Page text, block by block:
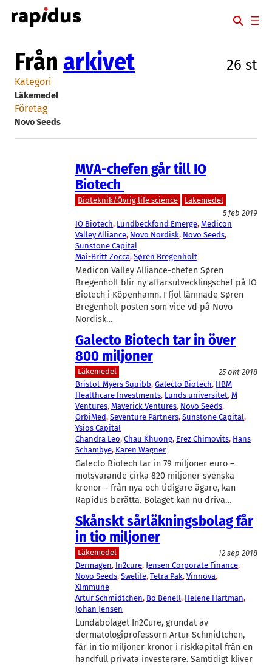
Hoppa
till
Från arkivet 26 st
Kategori
Läkemedel
Företag
Novo Seeds
MVA-chefen går till IO
Biotech
Bioteknik/Övrig life science
Läkemedel
5 feb 2019
IO Biotech, Lundbeckfond Emerge, Medicon
Valley Alliance, Novo Nordisk, Novo Seeds
Sunstone Capital
Mai-Britt Zocca, Søren Bregenholt
Medicon Valley Alliance-chefen Søren
Bregenholt blir ny affärsutvecklingschef på IO
Biotech i Köpenhamn. I fjol lämnade Søren
Bregenholt posten som vice vd på Novo
Nordisk…
Galecto Biotech tar in över
800 miljoner
Läkemedel
25 okt 2018
Bristol-Myers Squibb, Galecto Biotech, HBM
Healthcare Investments, Lunds universitet, M
Ventures, Maverick Ventures, Novo Seeds
OrbiMed, Seventure Partners, Sunstone Capital
Ysios Capital
Chandra Leo, Chau Khuong, Erez Chimovits, Hans
Schambye, Karen Wagner
Galecto Biotech tar in 79 miljoner euro –
motsvarande cirka 820 miljoner svenska
kronor – från nya och tidigare ägare, kan
Rapidus berätta. Bolaget kan nu driva…
Skånskt sårläkningsbolag får
in tio miljoner
Läkemedel
12 sep 2018
Dermagen, In2cure, Jensen Corporate Finance
Novo Seeds, Swelife, Tetra Pak, Vinnova
XImmune
Artur Schmidtchen, Bo Benell, Helene Hartman
Johan Jensen
Lundabolaget In2Cure, grundat av
dermatologiprofessorn Artur Schmidtchen,
får in tio miljoner kronor i riskkapital från en
handfull privata investerare. Samtidigt kliver